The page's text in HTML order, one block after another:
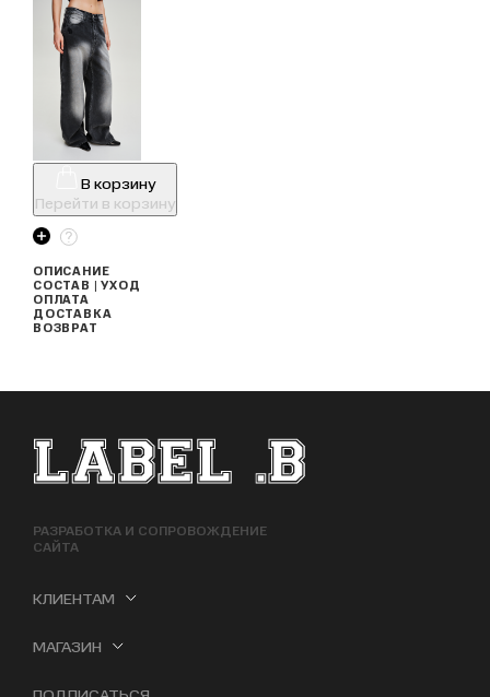
В корзину
Перейти в корзину
ОПИСАНИЕ
СОСТАВ | УХОД
ОПЛАТА
ДОСТАВКА
ВОЗВРАТ
ФУТЕР САЙТА
РАЗРАБОТКА И СОПРОВОЖДЕНИЕ
САЙТА
КЛИЕНТАМ
МАГАЗИН